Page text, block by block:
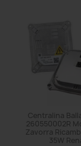
Centralina
260550002R
Zavorra
35W